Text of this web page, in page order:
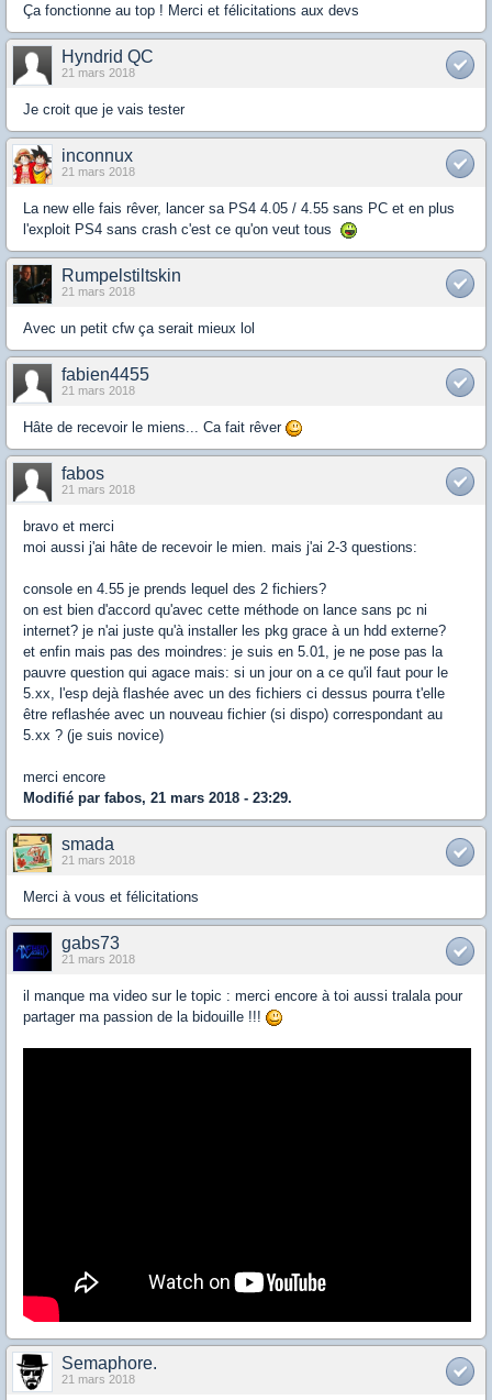
Ça fonctionne au top ! Merci et félicitations aux devs
Hyndrid QC
21 mars 2018
Je croit que je vais tester
inconnux
21 mars 2018
La new elle fais rêver, lancer sa PS4 4.05 / 4.55 sans PC et en plus
l'exploit PS4 sans crash c'est ce qu'on veut tous
Rumpelstiltskin
21 mars 2018
Avec un petit cfw ça serait mieux lol
fabien4455
21 mars 2018
Hâte de recevoir le miens... Ca fait rêver
fabos
21 mars 2018
bravo et merci
moi aussi j'ai hâte de recevoir le mien. mais j'ai 2-3 questions:
console en 4.55 je prends lequel des 2 fichiers?
on est bien d'accord qu'avec cette méthode on lance sans pc ni
internet? je n'ai juste qu'à installer les pkg grace à un hdd externe?
et enfin mais pas des moindres: je suis en 5.01, je ne pose pas la
pauvre question qui agace mais: si un jour on a ce qu'il faut pour le
5.xx, l'esp dejà flashée avec un des fichiers ci dessus pourra t'elle
être reflashée avec un nouveau fichier (si dispo) correspondant au
5.xx ? (je suis novice)
merci encore
Modifié par fabos, 21 mars 2018 - 23:29.
smada
21 mars 2018
Merci à vous et félicitations
gabs73
21 mars 2018
il manque ma video sur le topic : merci encore à toi aussi tralala pour
partager ma passion de la bidouille !!!
Semaphore.
21 mars 2018